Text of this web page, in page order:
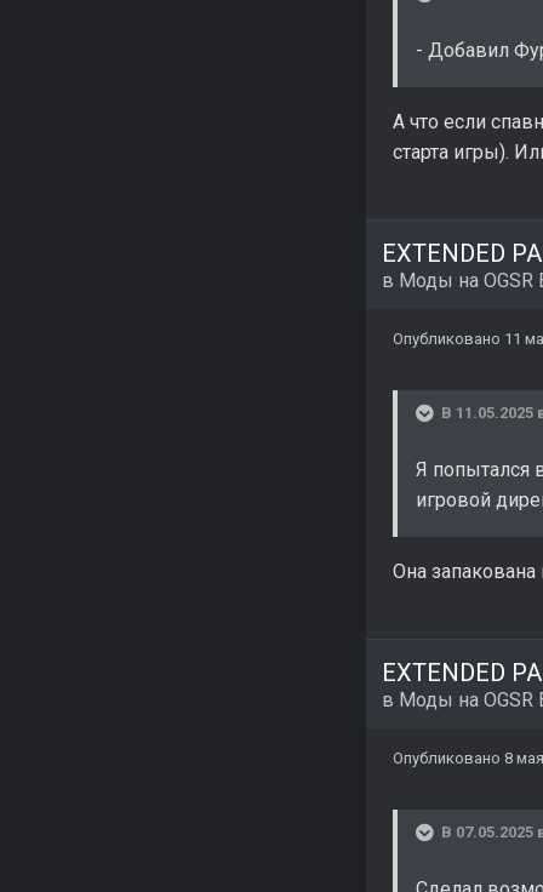
- Добавил
А что если
старта игры).
EXTENDED
в Моды на OGSR
Опубликовано 11
В 11.05.2025
Я попытался
игровой
Она запакована
EXTENDED
в Моды на OGSR
Опубликовано 8
В 07.05.2025